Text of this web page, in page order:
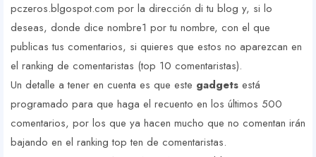
pczeros.blgospot.com por la dirección di tu blog y, si lo
deseas, donde dice nombre1 por tu nombre, con el que
publicas tus comentarios, si quieres que estos no aparezcan en
el ranking de comentaristas (top 10 comentaristas).
Un detalle a tener en cuenta es que este gadgets está
programado para que haga el recuento en los últimos 500
comentarios, por los que ya hacen mucho que no comentan irán
bajando en el ranking top ten de comentaristas.